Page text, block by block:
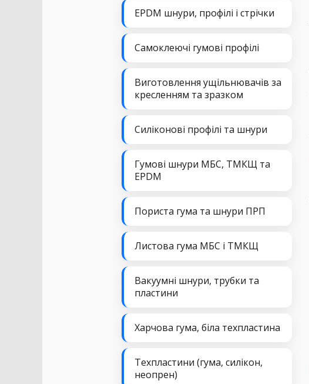
EPDM шнури, профілі і стрічки
Самоклеючі гумові профілі
Виготовлення ущільнювачів за
кресленням та зразком
Силіконові профілі та шнури
Гумові шнури МБС, ТМКЩ та
EPDM
Пориста гума та шнури ПРП
Листова гума МБС і ТМКЩ
Вакуумні шнури, трубки та
пластини
Харчова гума, біла техпластина
Техпластини (гума, силікон,
неопрен)